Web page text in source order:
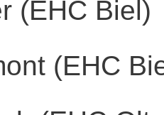
(EHC Biel)
(EHC